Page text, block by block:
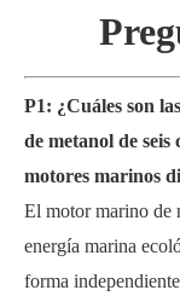
P1: ¿Cuáles son
de metanol de
motores marinos
El motor marino de
energía marina
forma